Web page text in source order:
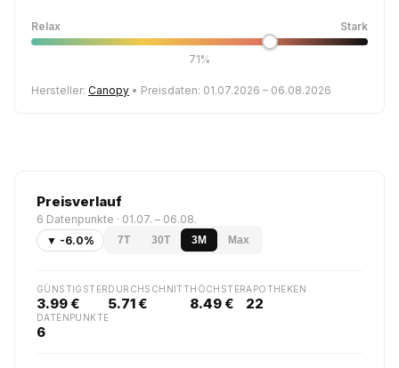
Relax Stark
71%
Hersteller: Canopy • Preisdaten: 01.07.2026 – 06.08.2026
Preisverlauf
6 Datenpunkte · 01.07. – 06.08.
▼ -6.0%
7T 30T 3M Max
GÜNSTIGSTER
3.99 €
DURCHSCHNITT
5.71 €
HÖCHSTER
8.49 €
APOTHEKEN
22
DATENPUNKTE
6